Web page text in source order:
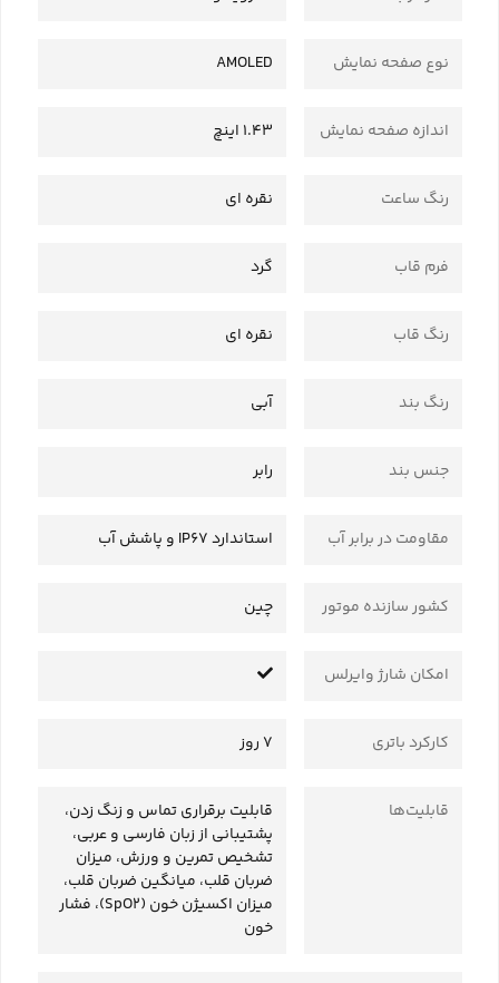
نوع صفحه نمایش AMOLED
اندازه صفحه نمایش 1.43 اینچ
رنگ ساعت نقره‌ ای
فرم قاب گرد
رنگ قاب نقره ای
رنگ بند آبی
جنس بند رابر
مقاومت در برابر آب استاندارد IP67 و پاشش آب
کشور سازنده موتور چین
امکان شارژ وایرلس
کارکرد باتری 7 روز
قابلیت‌ها
قابلیت برقراری تماس و زنگ زدن،
پشتیبانی از زبان فارسی و عربی،
تشخیص تمرین و ورزش، میزان
ضربان قلب، میانگین ضربان قلب،
میزان اکسیژن خون (SpO2)، فشار
خون